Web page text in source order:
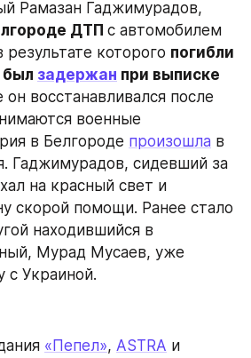
ДТП с автомобилем
которого погибли
был задержан при выписке
он восстанавливался после
военные
в Белгороде произошла в
Гаджимурадов, сидевший за
на красный свет и
находившийся в
Мурад Мусаев, уже
с Украиной.
«Пепел», ASTRA